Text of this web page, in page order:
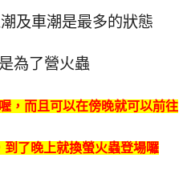
及車潮是最多的狀態
為了營火蟲
，而且可以在傍晚就可以前往
了晚上就換螢火蟲登場囉